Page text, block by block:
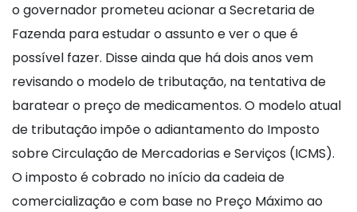
o governador prometeu acionar a Secretaria de
Fazenda para estudar o assunto e ver o que é
possível fazer. Disse ainda que há dois anos vem
revisando o modelo de tributação, na tentativa de
baratear o preço de medicamentos. O modelo atual
de tributação impõe o adiantamento do Imposto
sobre Circulação de Mercadorias e Serviços (ICMS).
O imposto é cobrado no início da cadeia de
comercialização e com base no Preço Máximo ao